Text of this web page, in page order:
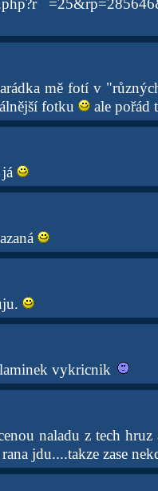
mě fotí v
fotku
ale pořád
vykricnik
naladu z tech
jdu....takze zase